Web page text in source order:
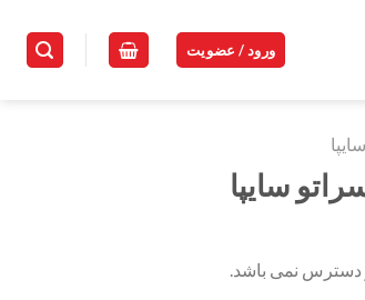
ورود / عضویت
دسترس نمی باشد.